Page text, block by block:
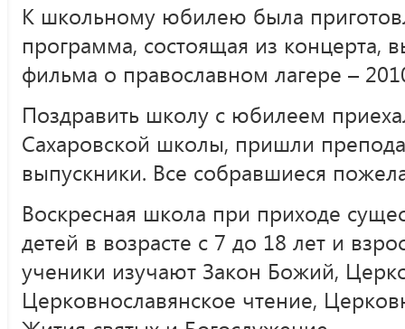
К школьному юбилею была
программа, состоящая из концерта,
фильма о православном лагере –
Поздравить школу с юбилеем
Сахаровской школы, пришли
выпускники. Все собравшиеся
Воскресная школа при приходе
детей в возрасте с 7 до 18 лет и
ученики изучают Закон Божий,
Церковнославянское чтение,